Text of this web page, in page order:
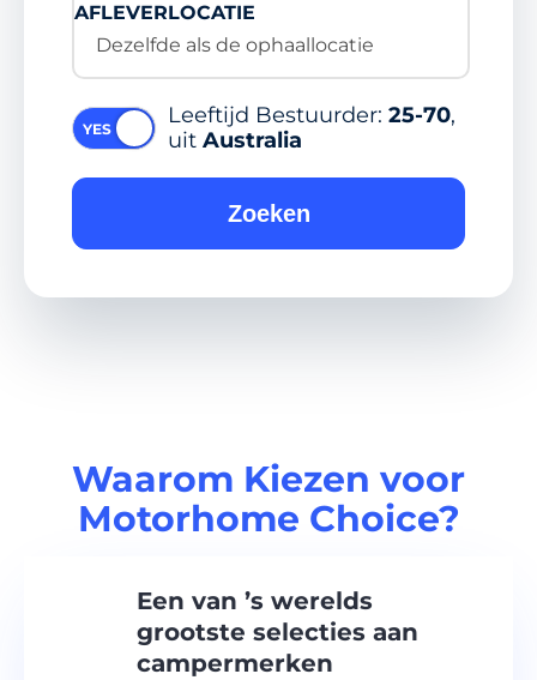
AFLEVERLOCATIE
Dezelfde als de ophaallocatie
Leeftijd Bestuurder: 25-70,
uit Australia
Zoeken
Waarom Kiezen voor
Motorhome Choice?
Een van ’s werelds
grootste selecties aan
campermerken